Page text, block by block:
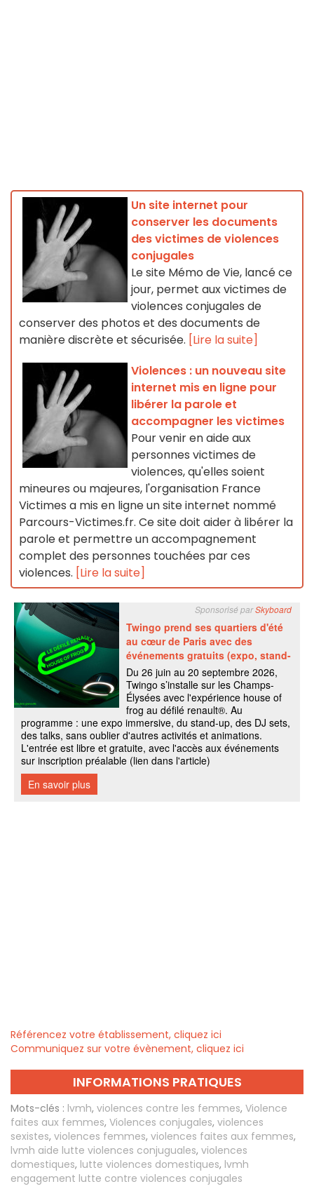
Un site internet pour
conserver les documents
des victimes de violences
conjugales
Le site Mémo de Vie, lancé ce
jour, permet aux victimes de
violences conjugales de
conserver des photos et des documents de
manière discrète et sécurisée. [Lire la suite]
Violences : un nouveau site
internet mis en ligne pour
libérer la parole et
accompagner les victimes
Pour venir en aide aux
personnes victimes de
violences, qu'elles soient
mineures ou majeures, l'organisation France
Victimes a mis en ligne un site internet nommé
Parcours-Victimes.fr. Ce site doit aider à libérer la
parole et permettre un accompagnement
complet des personnes touchées par ces
violences. [Lire la suite]
Référencez votre établissement, cliquez ici
Communiquez sur votre évènement, cliquez ici
INFORMATIONS PRATIQUES
Mots-clés : lvmh, violences contre les femmes, Violence
faites aux femmes, Violences conjugales, violences
sexistes, violences femmes, violences faites aux femmes,
lvmh aide lutte violences conjuguales, violences
domestiques, lutte violences domestiques, lvmh
engagement lutte contre violences conjugales